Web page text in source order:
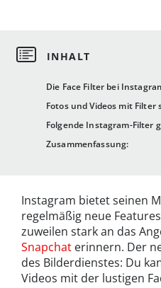
Die Face Filter bei
Fotos und Videos mit
Folgende Instagram-Filter
Zusammenfassung:
Instagram bietet seinen
regelmäßig neue
zuweilen stark an das
Snapchat erinnern. Der
des Bilderdienstes: Du
Videos mit der lustigen